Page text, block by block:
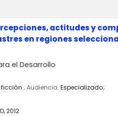
actitudes y
en regiones
el Desarrollo
ficción ; Audiencia: Especializado;
2012